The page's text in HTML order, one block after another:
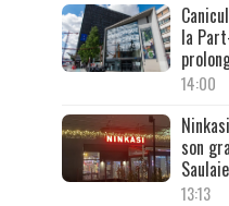
la
14:00
son
13:13